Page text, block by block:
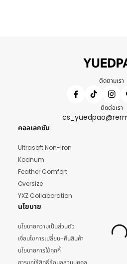
ติดตามเรา
ติดต่อเรา
คอลเลกชัน
Ultrasoft Non-iron
Kodnum
Feather Comfort
Oversize
YXZ Collaboration
นโยบาย
นโยบายความเป็นส่วนตัว
เงื่อนไขการเปลี่ยน-คืนสินค้า
นโยบายการใช้คุกกี้
การขอใช้สิทธิ์ข้อมูลส่วนบุคคล